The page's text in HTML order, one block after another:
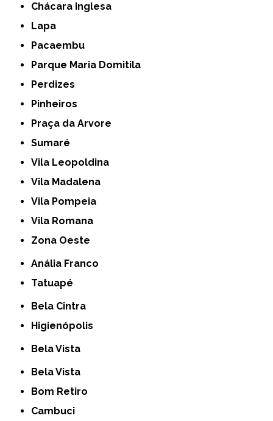
Chácara Inglesa
Lapa
Pacaembu
Parque Maria Domitila
Perdizes
Pinheiros
Praça da Arvore
Sumaré
Vila Leopoldina
Vila Madalena
Vila Pompeia
Vila Romana
Zona Oeste
Anália Franco
Tatuapé
Bela Cintra
Higienópolis
Bela Vista
Bela Vista
Bom Retiro
Cambuci